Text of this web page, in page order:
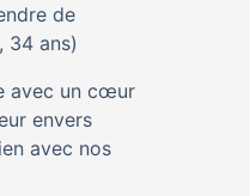
de
34 ans)
avec un cœur
envers
avec nos